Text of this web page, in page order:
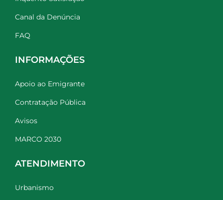
Canal da Denúncia
FAQ
INFORMAÇÕES
Apoio ao Emigrante
Contratação Pública
Avisos
MARCO 2030
ATENDIMENTO
Urbanismo